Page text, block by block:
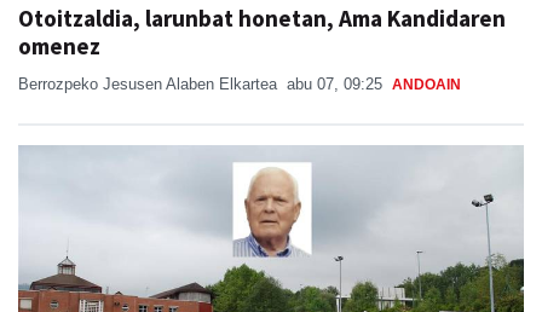
Otoitzaldia, larunbat honetan, Ama Kandidaren
omenez
Berrozpeko Jesusen Alaben Elkartea abu 07, 09:25 ANDOAIN